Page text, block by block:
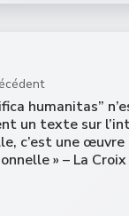
humanitas”
un texte sur
c’est une œuvre
» – La Croix